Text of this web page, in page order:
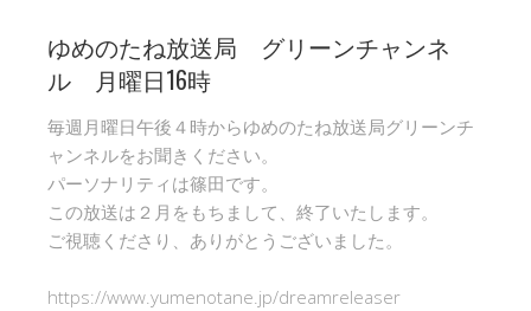
ゆめのたね放送局 グリーンチャンネ
ル 月曜日16時
毎週月曜日午後４時からゆめのたね放送局グリーンチ
ャンネルをお聞きください。
パーソナリティは篠田です。
この放送は２月をもちまして、終了いたします。
ご視聴くださり、ありがとうございました。
https://www.yumenotane.jp/dreamreleaser